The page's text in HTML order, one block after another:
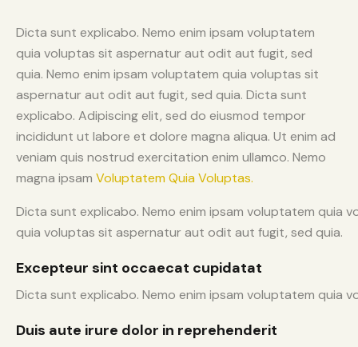
Dicta sunt explicabo. Nemo enim ipsam voluptatem
quia voluptas sit aspernatur aut odit aut fugit, sed
quia. Nemo enim ipsam voluptatem quia voluptas sit
aspernatur aut odit aut fugit, sed quia. Dicta sunt
explicabo. Adipiscing elit, sed do eiusmod tempor
incididunt ut labore et dolore magna aliqua. Ut enim ad
veniam quis nostrud exercitation enim ullamco. Nemo
magna ipsam Voluptatem Quia Voluptas.
Dicta sunt explicabo. Nemo enim ipsam voluptatem quia
quia voluptas sit aspernatur aut odit aut fugit, sed quia.
Excepteur sint occaecat cupidatat
Dicta sunt explicabo. Nemo enim ipsam voluptatem quia
Duis aute irure dolor in reprehenderit